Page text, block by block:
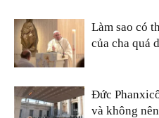
Làm sao có
của cha quá
Đức
và không